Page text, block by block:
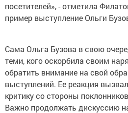
посетителей», - отметила
пример выступление
Сама Ольга Бузова в свою
теми, кого оскорбила своим
обратить внимание на свой
выступлений. Ее реакция
критику со стороны
Важно продолжать дискуссию